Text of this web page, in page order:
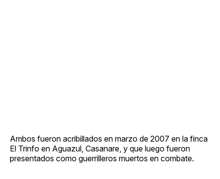
Ambos fueron acribillados en marzo de 2007 en la finca
El Trinfo en Aguazul, Casanare, y que luego fueron
presentados como guerrilleros muertos en combate.